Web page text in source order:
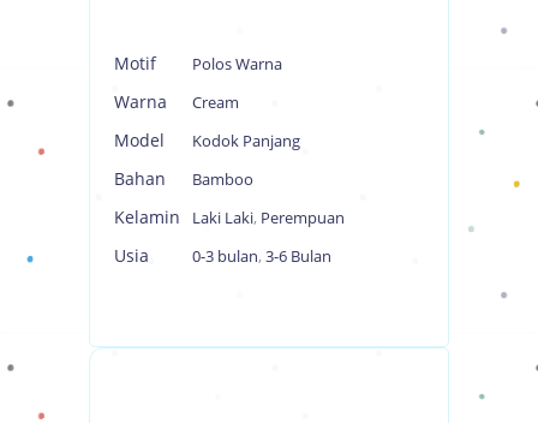
Motif Polos Warna
Warna Cream
Model Kodok Panjang
Bahan Bamboo
Kelamin Laki Laki, Perempuan
Usia 0-3 bulan, 3-6 Bulan